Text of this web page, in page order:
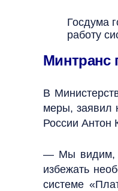
Госдума
работу
Минтранс
В
меры, заявил
России Антон
— Мы видим,
избежать
системе